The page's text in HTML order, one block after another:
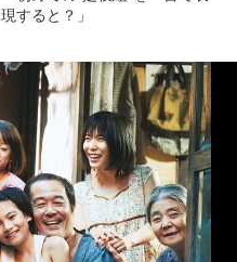
現すると？」